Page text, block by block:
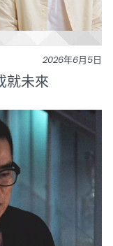
2026年6月5日
就未來